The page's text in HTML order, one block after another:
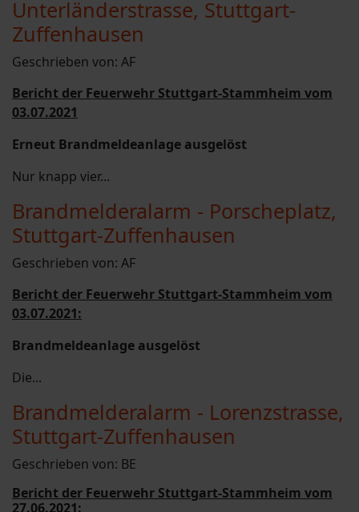
Unterländerstrasse, Stuttgart-
Zuffenhausen
Geschrieben von: AF
Bericht der Feuerwehr Stuttgart-Stammheim vom
03.07.2021
Erneut Brandmeldeanlage ausgelöst
Nur knapp vier...
Brandmelderalarm - Porscheplatz,
Stuttgart-Zuffenhausen
Geschrieben von: AF
Bericht der Feuerwehr Stuttgart-Stammheim vom
03.07.2021:
Brandmeldeanlage ausgelöst
Die...
Brandmelderalarm - Lorenzstrasse,
Stuttgart-Zuffenhausen
Geschrieben von: BE
Bericht der Feuerwehr Stuttgart-Stammheim vom
27.06.2021: